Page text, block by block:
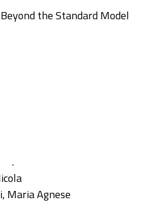
the Standard Model
.
Maria Agnese